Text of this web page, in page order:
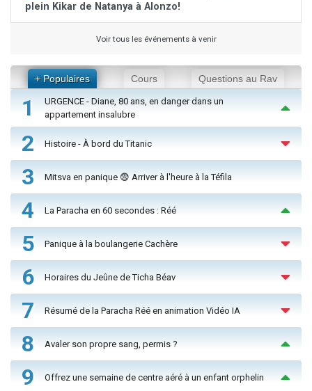
plein Kikar de Natanya à Alonzo!
Voir tous les événements à venir
+ Populaires Cours Questions au Rav
1
URGENCE - Diane, 80 ans, en danger dans un
appartement insalubre
2 Histoire - À bord du Titanic
3 Mitsva en panique 😨 Arriver à l'heure à la Téfila
4 La Paracha en 60 secondes : Réé
5 Panique à la boulangerie Cachère
6 Horaires du Jeûne de Ticha Béav
7 Résumé de la Paracha Réé en animation Vidéo IA
8 Avaler son propre sang, permis ?
9 Offrez une semaine de centre aéré à un enfant orphelin